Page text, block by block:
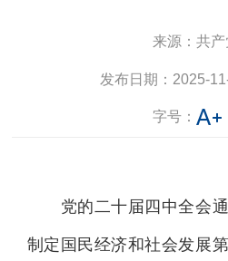
来源： 共产
发布日期： 2025-
字号：
党的二十届四中全会通
制定国民经济和社会发展